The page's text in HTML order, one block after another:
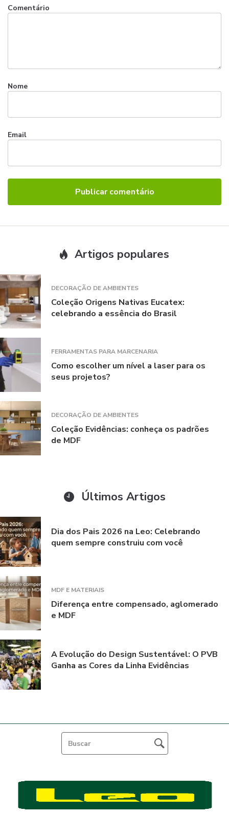
Nome
Email
Comentário
Artigos populares
DECORAÇÃO DE AMBIENTES
Coleção Origens Nativas Eucatex:
celebrando a essência do Brasil
FERRAMENTAS PARA MARCENARIA
Como escolher um nível a laser para os
seus projetos?
DECORAÇÃO DE AMBIENTES
Coleção Evidências: conheça os padrões
de MDF
Últimos Artigos
Dia dos Pais 2026 na Leo: Celebrando
quem sempre construiu com você
MDF E MATERIAIS
Diferença entre compensado, aglomerado
e MDF
A Evolução do Design Sustentável: O PVB
Ganha as Cores da Linha Evidências